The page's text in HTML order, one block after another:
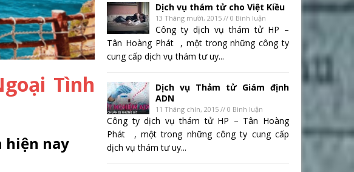
Tình
nay
Dịch vụ thám tử cho Việt Kiều
13 Tháng mười, 2015 // 0 Bình luận
Công ty dịch vụ thám tử HP –
Tân Hoàng Phát , một trong những công ty
cung cấp dịch vụ thám tư uy...
Dịch vụ Thảm tử Giám định
ADN
11 Tháng chín, 2015 // 0 Bình luận
Công ty dịch vụ thám tử HP – Tân Hoàng
Phát , một trong những công ty cung cấp
dịch vụ thám tư uy...